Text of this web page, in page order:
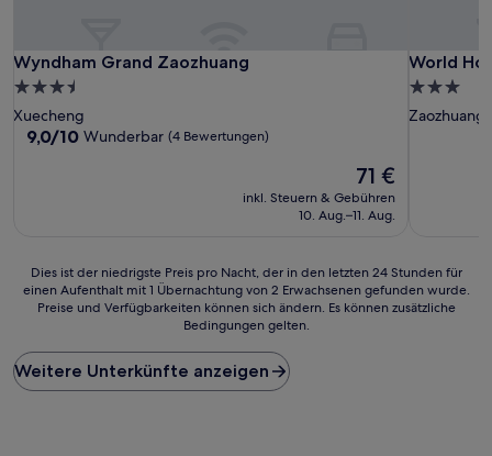
Wyndham Grand Zaozhuang
Wyndham Grand Zaozhuang
3.5-
Sterne-
Unterkunft
Xuecheng
9.0
9,0/10 Wunderbar (4 Bewertungen)
Der
Preis
beträgt
71 €
inkl. Steuern & Gebühren
10. Aug.–11. Aug.
World
World
3.0-
Sterne-
Zaozhuang
Dies
ist
Preis
pro
Nacht,
Dies ist der niedrigste Preis pro Nacht, der in den letzten 24 Stunden für
einen Aufenthalt mit 1 Übernachtung von 2 Erwachsenen gefunden wurde.
Preise und Verfügbarkeiten können sich ändern. Es können zusätzliche
Bedingungen gelten.
Weitere Unterkünfte anzeigen